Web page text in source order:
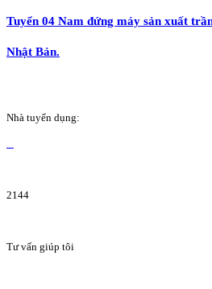
Tuyển 04 Nam đứng máy sản xuất
Nhật Bản.
Nhà tuyển dụng:
2144
Tư vấn giúp tôi